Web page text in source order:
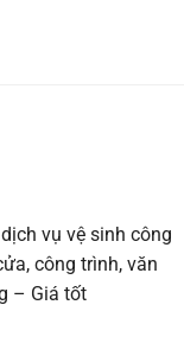
vụ vệ sinh công
công trình, văn
– Giá tốt